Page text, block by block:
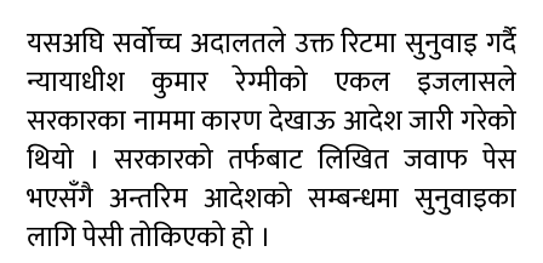
यसअघि सर्वोच्च अदालतले उक्त रिटमा सुनुवाइ गर्दै
न्यायाधीश कुमार रेग्मीको एकल इजलासले
सरकारका नाममा कारण देखाऊ आदेश जारी गरेको
थियो । सरकारको तर्फबाट लिखित जवाफ पेस
भएसँगै अन्तरिम आदेशको सम्बन्धमा सुनुवाइका
लागि पेसी तोकिएको हो ।